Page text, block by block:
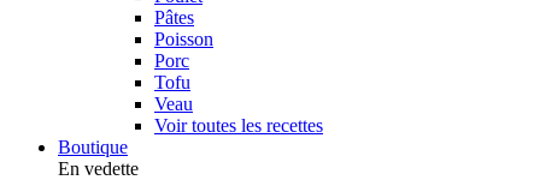
Pâtes
Poisson
Porc
Tofu
Veau
Voir toutes les recettes
Boutique
En vedette